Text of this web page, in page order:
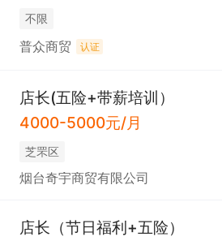
不限
普众商贸 认证
店长(五险+带薪培训）
4000-5000元/月
芝罘区
烟台奇宇商贸有限公司
店长（节日福利+五险）